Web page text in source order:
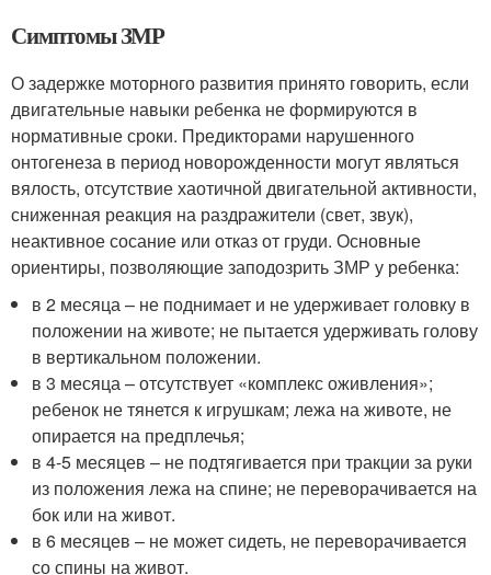
Симптомы ЗМР
О задержке моторного развития принято говорить, если
двигательные навыки ребенка не формируются в
нормативные сроки. Предикторами нарушенного
онтогенеза в период новорожденности могут являться
вялость, отсутствие хаотичной двигательной активности,
сниженная реакция на раздражители (свет, звук),
неактивное сосание или отказ от груди. Основные
ориентиры, позволяющие заподозрить ЗМР у ребенка:
в 2 месяца – не поднимает и не удерживает головку в
положении на животе; не пытается удерживать голову
в вертикальном положении.
в 3 месяца – отсутствует «комплекс оживления»;
ребенок не тянется к игрушкам; лежа на животе, не
опирается на предплечья;
в 4-5 месяцев – не подтягивается при тракции за руки
из положения лежа на спине; не переворачивается на
бок или на живот.
в 6 месяцев – не может сидеть, не переворачивается
со спины на живот.